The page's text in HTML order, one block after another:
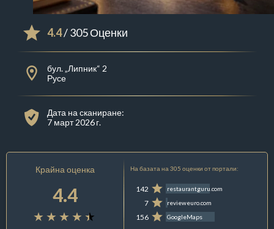
4.4/ 305 Оценки
бул. „Липник“ 2
Русе
Дата на сканиране:
7 март 2026 г.
Крайна оценка
4.4
На базата на 305 оценки от портали:
142 restaurantguru.com
7 revieweuro.com
156 GoogleMaps